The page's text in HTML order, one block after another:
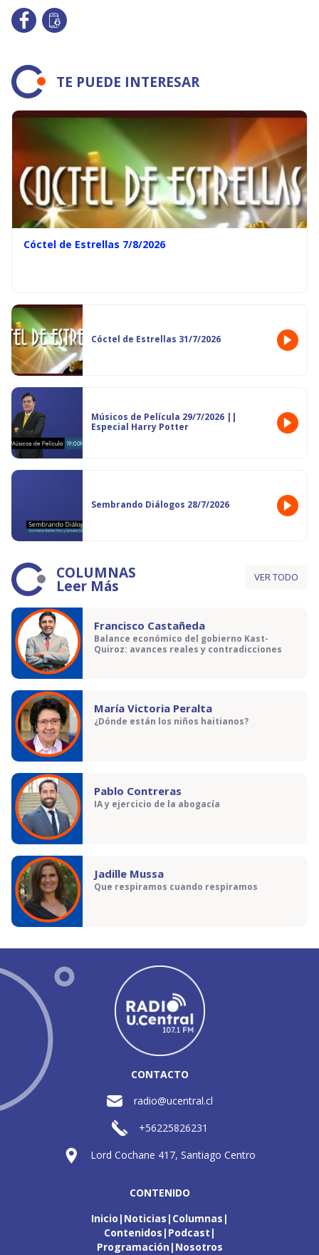
TE PUEDE INTERESAR
Cóctel de Estrellas 7/8/2026
Cóctel de Estrellas 31/7/2026
Músicos de Película 29/7/2026 ||
Especial Harry Potter
Sembrando Diálogos 28/7/2026
COLUMNAS
Leer Más VER TODO
Francisco Castañeda
Balance económico del gobierno Kast-
Quiroz: avances reales y contradicciones
María Victoria Peralta
¿Dónde están los niños haitianos?
Pablo Contreras
IA y ejercicio de la abogacía
Jadille Mussa
Que respiramos cuando respiramos
CONTACTO
radio@ucentral.cl
+56225826231
Lord Cochane 417, Santiago Centro
CONTENIDO
Inicio Noticias Columnas
Contenidos Podcast
Programación Nosotros